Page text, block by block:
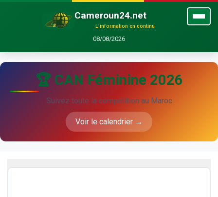
Cameroun24.net
L'information en continu
08/08/2026
🏆 CAN Féminine 2026
Suivez toute la compétition au Maroc
Voir le calendrier →